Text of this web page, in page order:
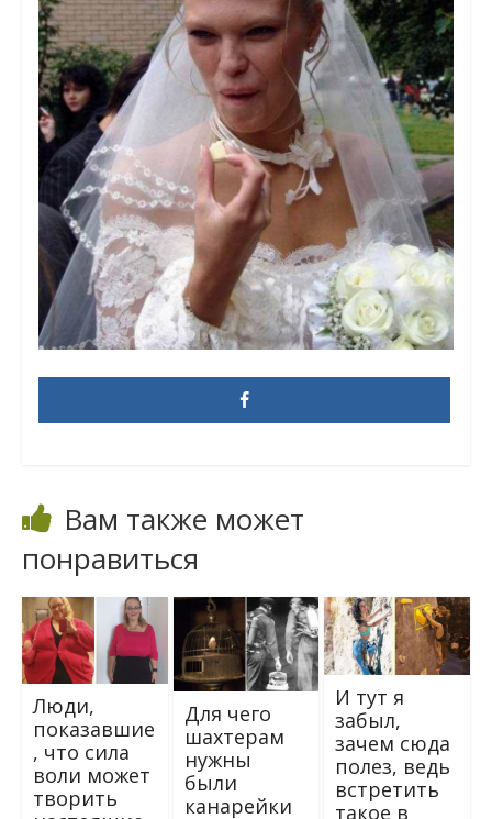
Вам также может
понравиться
Люди,
показавшие
, что сила
воли может
творить
Для чего
шахтерам
нужны
были
канарейки
И тут я
забыл,
зачем сюда
полез, ведь
встретить
такое в